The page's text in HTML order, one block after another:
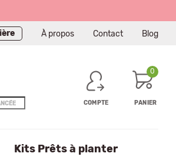
À propos Contact Blog
COMPTE
0
PANIER
Kits Prêts à planter